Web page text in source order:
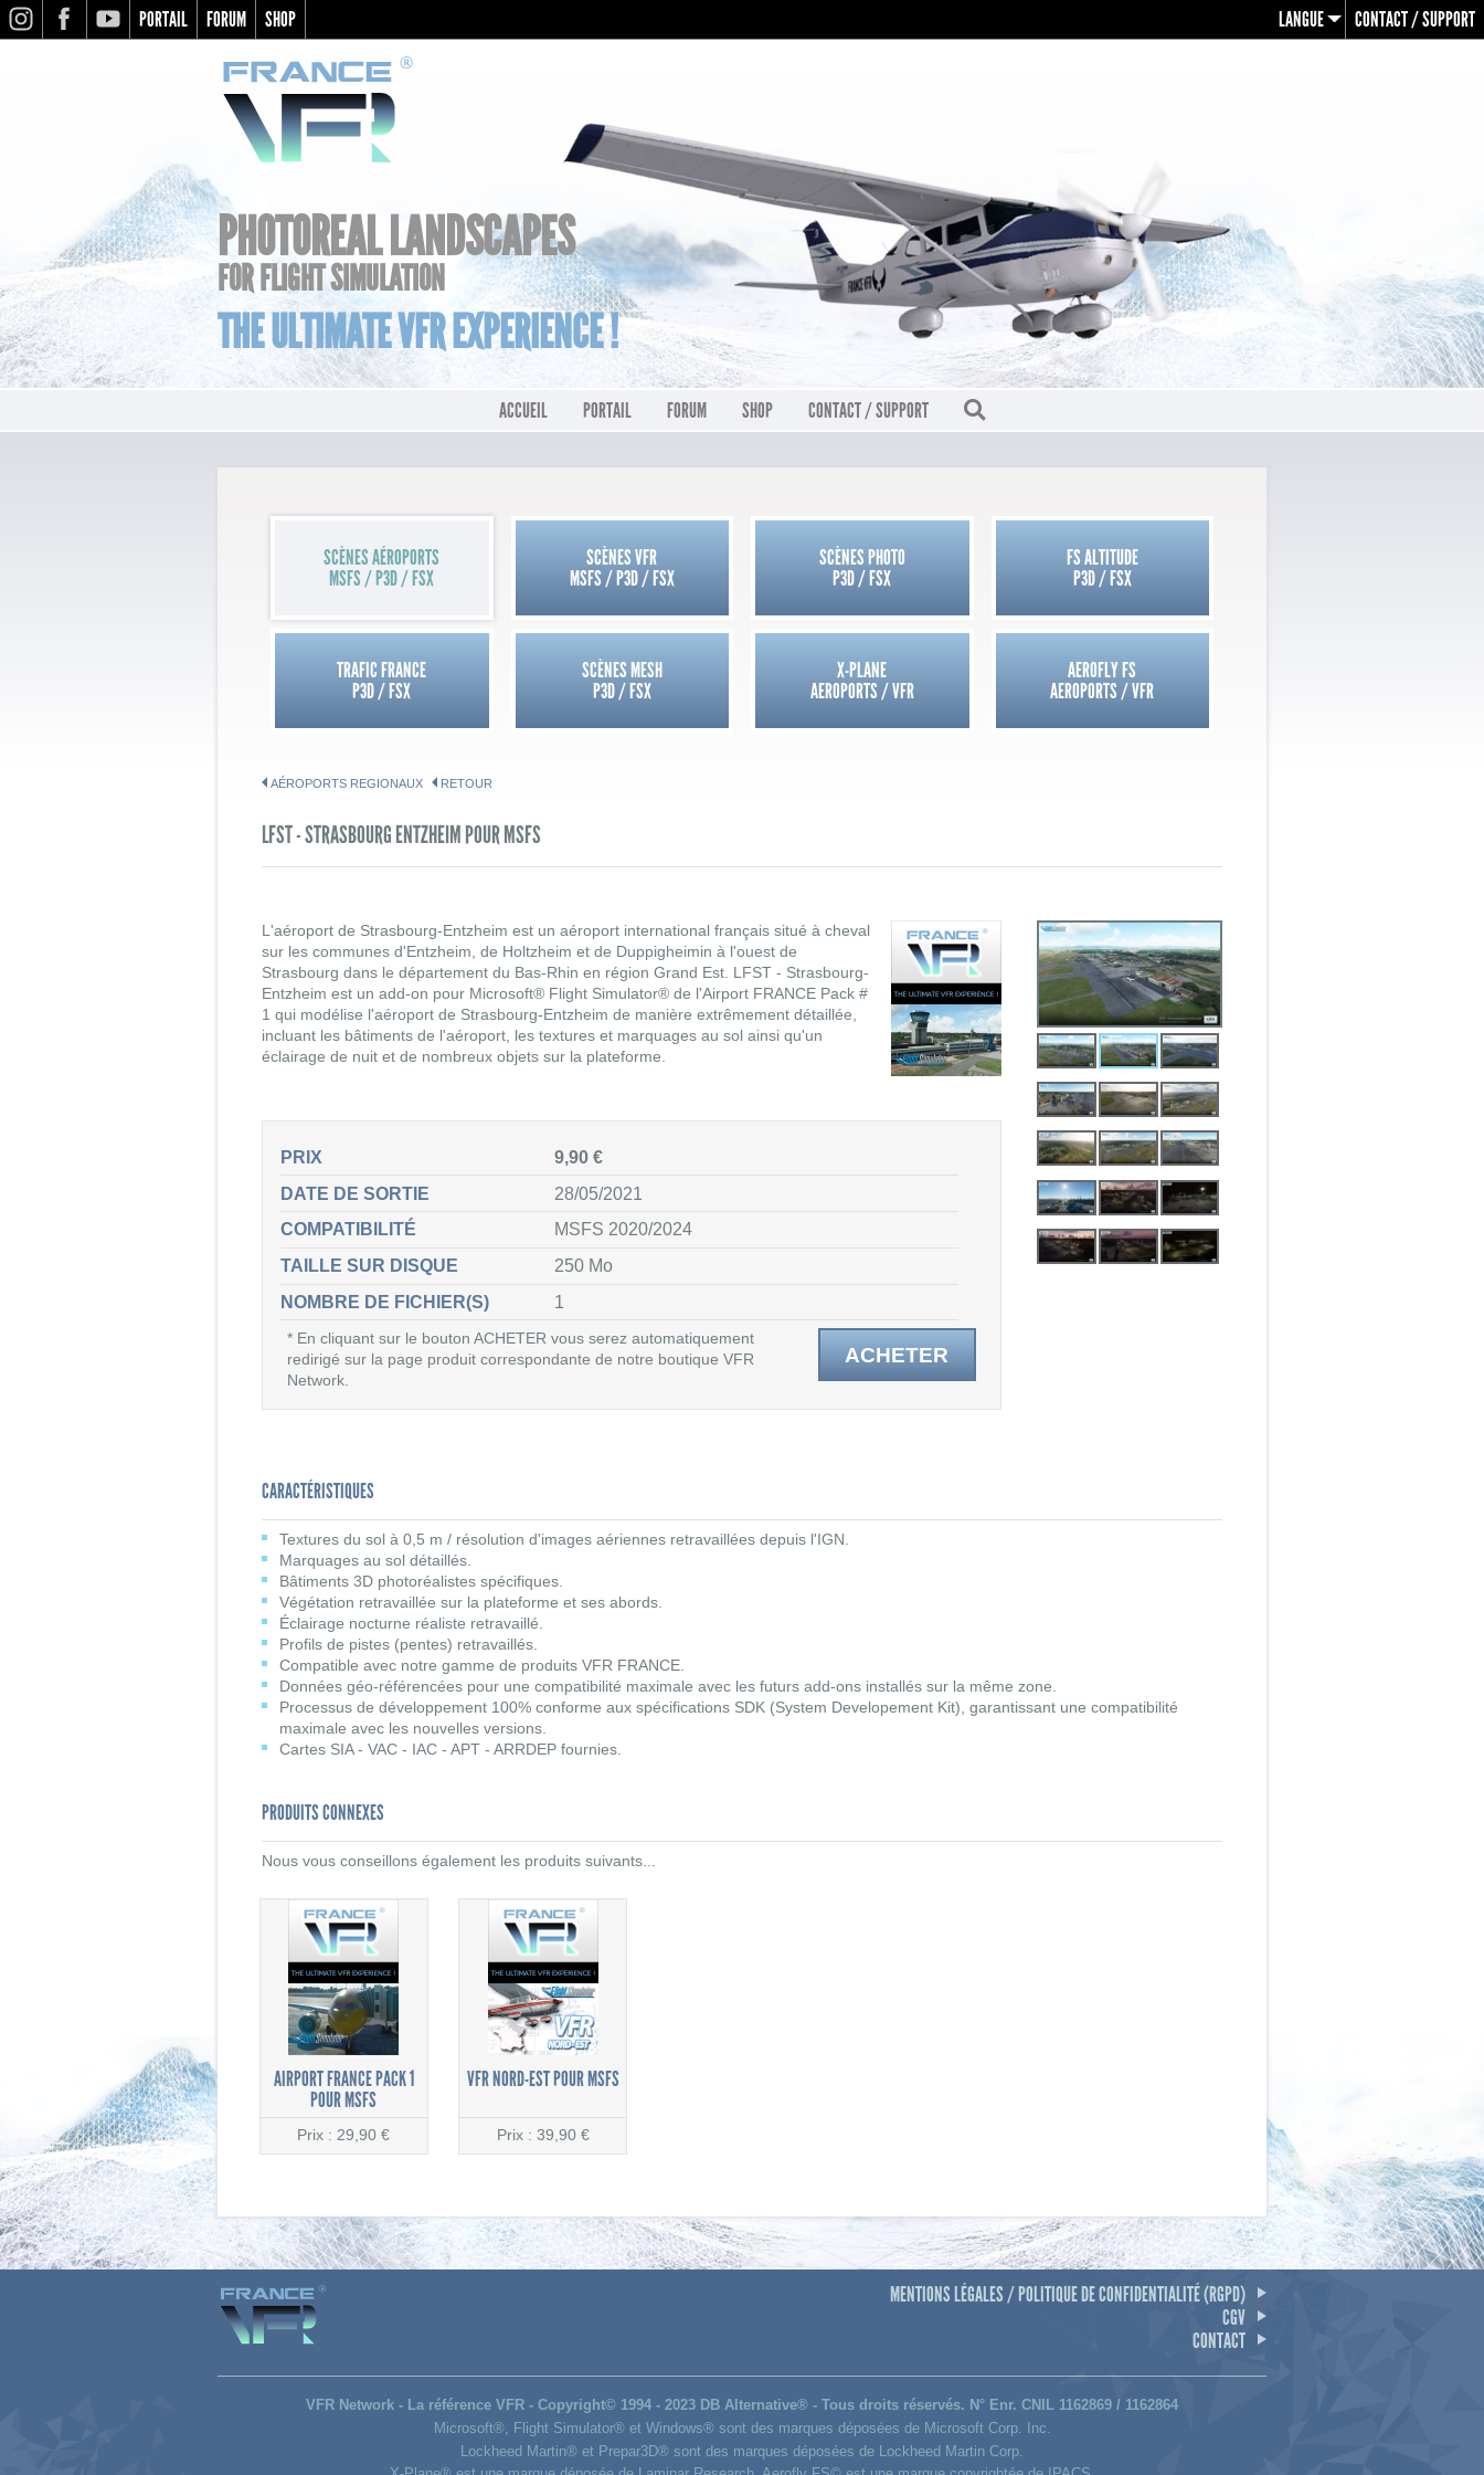
INSTAGRAMFACEBOOKYOUTUBE
PORTAIL FORUM SHOP LANGUE CONTACT / SUPPORT
PHOTOREAL LANDSCAPES
FOR FLIGHT SIMULATION
THE ULTIMATE VFR EXPERIENCE !
ACCUEIL PORTAIL FORUM SHOP CONTACT / SUPPORT
SCÈNES AÉROPORTS
MSFS / P3D / FSX
SCÈNES VFR
MSFS / P3D / FSX
SCÈNES PHOTO
P3D / FSX
FS ALTITUDE
P3D / FSX
TRAFIC FRANCE
P3D / FSX
SCÈNES MESH
P3D / FSX
X-PLANE
AEROPORTS / VFR
AEROFLY FS
AEROPORTS / VFR
AÉROPORTS REGIONAUX RETOUR
LFST - STRASBOURG ENTZHEIM POUR MSFS
L'aéroport de Strasbourg-Entzheim est un aéroport international français situé à cheval
sur les communes d'Entzheim, de Holtzheim et de Duppigheimin à l'ouest de
Strasbourg dans le département du Bas-Rhin en région Grand Est. LFST - Strasbourg-
Entzheim est un add-on pour Microsoft® Flight Simulator® de l'Airport FRANCE Pack #
1 qui modélise l'aéroport de Strasbourg-Entzheim de manière extrêmement détaillée,
incluant les bâtiments de l'aéroport, les textures et marquages au sol ainsi qu'un
éclairage de nuit et de nombreux objets sur la plateforme.
PRIX
9,90 €
DATE DE SORTIE
28/05/2021
COMPATIBILITÉ
MSFS 2020/2024
TAILLE SUR DISQUE
250 Mo
NOMBRE DE FICHIER(S)
1
ACHETER
* En cliquant sur le bouton ACHETER vous serez automatiquement
redirigé sur la page produit correspondante de notre boutique VFR
Network.
CARACTÉRISTIQUES
Textures du sol à 0,5 m / résolution d'images aériennes retravaillées depuis l'IGN.
Marquages au sol détaillés.
Bâtiments 3D photoréalistes spécifiques.
Végétation retravaillée sur la plateforme et ses abords.
Éclairage nocturne réaliste retravaillé.
Profils de pistes (pentes) retravaillés.
Compatible avec notre gamme de produits VFR FRANCE.
Données géo-référencées pour une compatibilité maximale avec les futurs add-ons installés sur la même zone.
Processus de développement 100% conforme aux spécifications SDK (System Developement Kit), garantissant une compatibilité
maximale avec les nouvelles versions.
Cartes SIA - VAC - IAC - APT - ARRDEP fournies.
PRODUITS CONNEXES
Nous vous conseillons également les produits suivants...
AIRPORT FRANCE PACK 1
POUR MSFS
Prix : 29,90 €
VFR NORD-EST POUR MSFS
Prix : 39,90 €
MENTIONS LÉGALES / POLITIQUE DE CONFIDENTIALITÉ (RGPD)
CGV
CONTACT
VFR Network - La référence VFR - Copyright© 1994 - 2023 DB Alternative® - Tous droits réservés. N° Enr. CNIL 1162869 / 1162864
Microsoft®, Flight Simulator® et Windows® sont des marques déposées de Microsoft Corp. Inc.
Lockheed Martin® et Prepar3D® sont des marques déposées de Lockheed Martin Corp.